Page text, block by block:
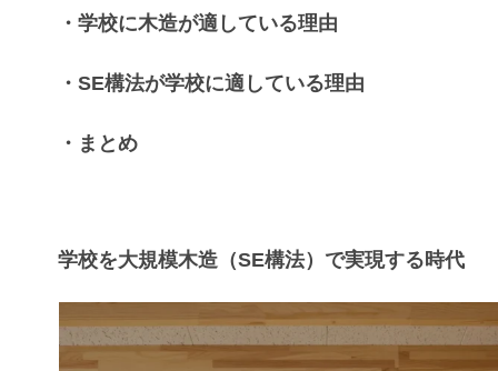
・学校に木造が適している理由
・SE構法が学校に適している理由
・まとめ
学校を大規模木造（SE構法）で実現する時代